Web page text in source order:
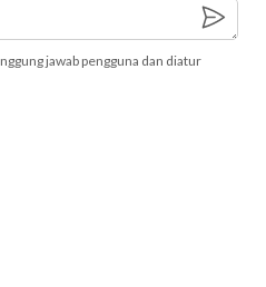
jawab pengguna dan diatur